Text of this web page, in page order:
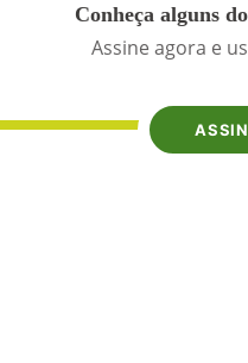
Conheça alguns
Assine agora e